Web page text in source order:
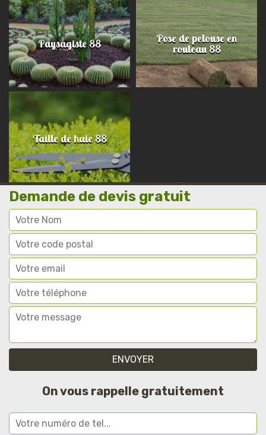
Paysagiste 88 Pose de pelouse en
rouleau 88
Taille de haie 88
Demande de devis gratuit
On vous rappelle gratuitement